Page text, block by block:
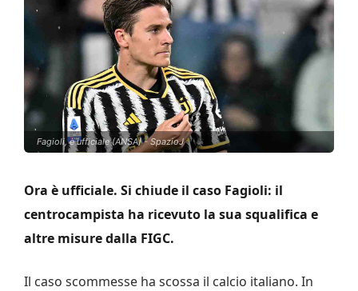
Fagioli, è ufficiale (ANSA) - SpazioJ
Ora è ufficiale. Si chiude il caso Fagioli: il
centrocampista ha ricevuto la sua squalifica e
altre misure dalla FIGC.
Il caso scommesse ha scossa il calcio italiano. In